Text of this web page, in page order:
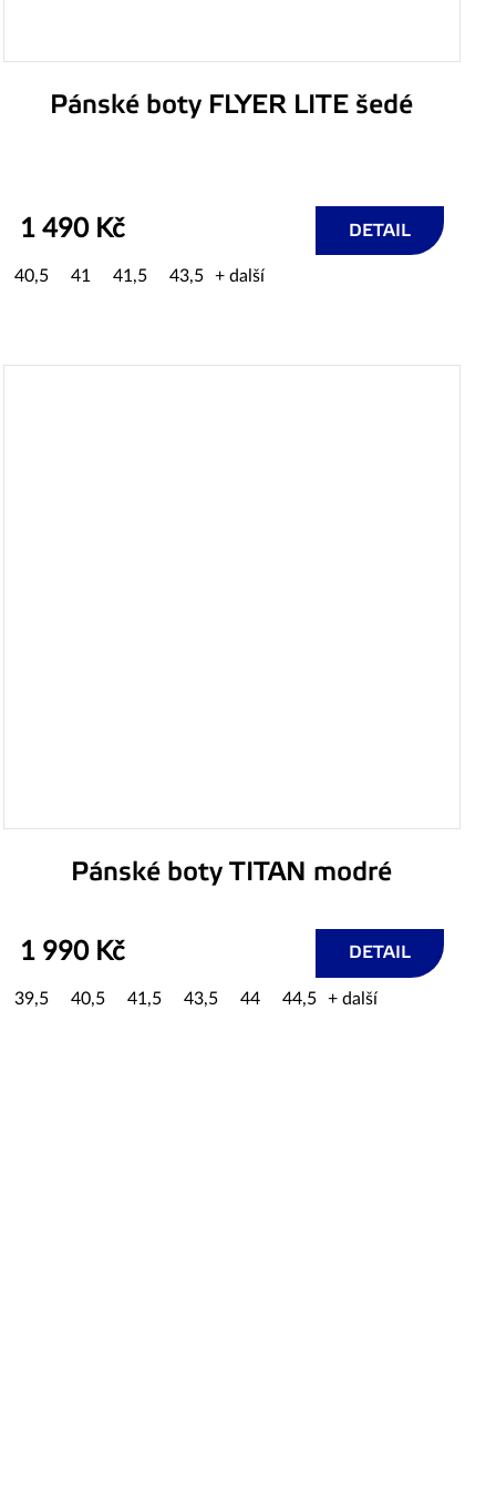
Pánské boty FLYER LITE šedé
1 490 Kč DETAIL
40,5 41 41,5 43,5 + další
Pánské boty TITAN modré
1 990 Kč DETAIL
39,5 40,5 41,5 43,5 44 44,5 + další